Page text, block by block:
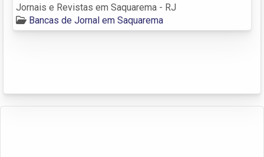
Jornais e Revistas em Saquarema - RJ
Bancas de Jornal em Saquarema